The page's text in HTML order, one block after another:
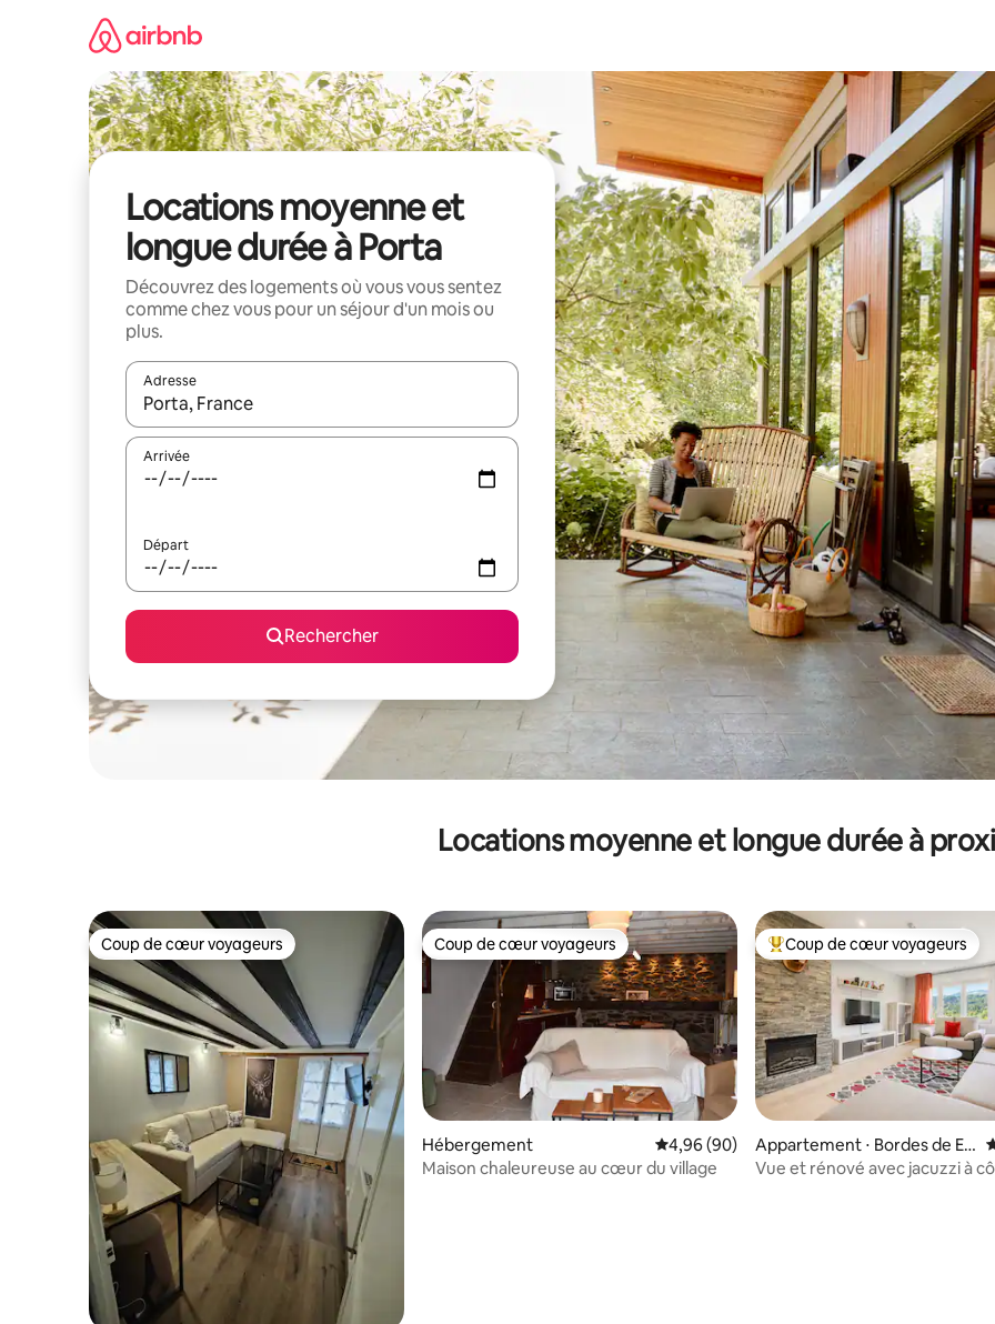
Locations moyenne et
longue durée à Porta
Découvrez des logements où vous vous sentez
comme chez vous pour un séjour d'un mois ou
plus.
Adresse
Lorsque les résultats s'affichent, utilisez les flèches vers le haut et vers le bas pour les parcourir ou en appuyant et en
Arrivée
Départ
Rechercher
Locations moyenne et longue durée à
Coup de cœur voyageurs
Coup de cœur voyageurs Coup de cœur voyageurs
Coup de cœur voyageurs
Hébergement Évaluation moyenne sur la base de 90
4,96 (90)
Maison chaleureuse au cœur du village
Coups de cœur voyageurs les
Coup de cœur voyageurs
Appartement ⋅ Bordes de En
valira
Vue et rénové avec jacuzzi à